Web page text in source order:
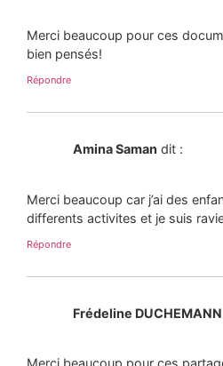
Merci beaucoup pour ces
bien pensés!
Répondre
Amina Saman dit :
Merci beaucoup car j’ai des
differents activites et je suis
Répondre
Frédeline DUCHEMANN